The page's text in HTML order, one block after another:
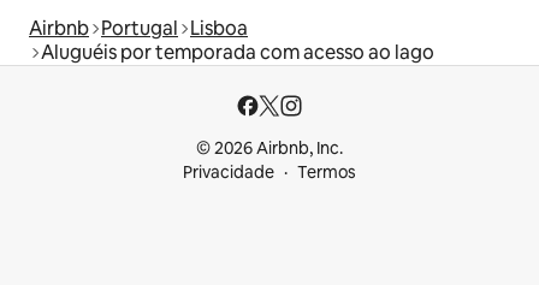
Airbnb Portugal Lisboa
Aluguéis por temporada com acesso ao lago
© 2026 Airbnb, Inc.
Privacidade
Termos